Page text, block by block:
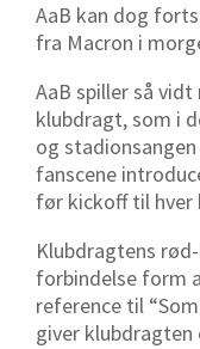
AaB kan dog
fra Macron i
AaB spiller så
klubdragt, som i
og stadionsangen
fanscene
før kickoff til hver
Klubdragtens
forbindelse form
reference til
giver